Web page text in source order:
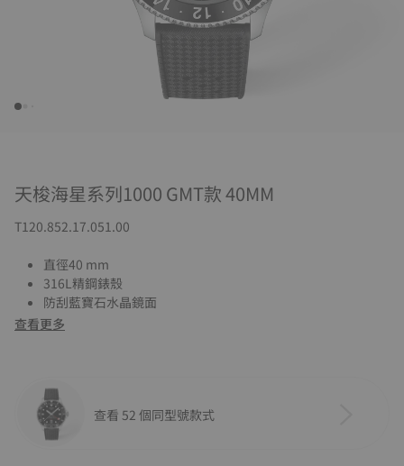
天梭海星系列1000 GMT款 40MM
T120.852.17.051.00
直徑40 mm
316L精鋼錶殼
防刮藍寶石水晶鏡面
查看更多
查看 52 個同型號款式